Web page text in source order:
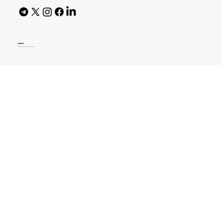
AI Policy
© 2026 High Bar Journal